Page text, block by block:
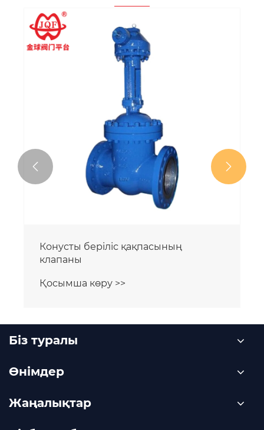
Конусты беріліс қақпасының
клапаны
Қосымша көру >>
 
Біз туралы
Өнімдер
Жаңалықтар